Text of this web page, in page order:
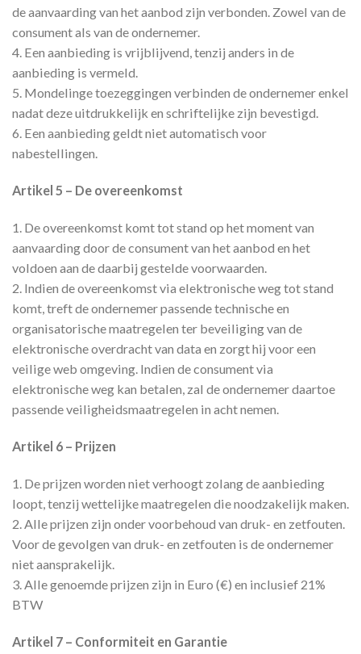
de aanvaarding van het aanbod zijn verbonden. Zowel van de
consument als van de ondernemer.
4. Een aanbieding is vrijblijvend, tenzij anders in de
aanbieding is vermeld.
5. Mondelinge toezeggingen verbinden de ondernemer enkel
nadat deze uitdrukkelijk en schriftelijke zijn bevestigd.
6. Een aanbieding geldt niet automatisch voor
nabestellingen.
Artikel 5 – De overeenkomst
1. De overeenkomst komt tot stand op het moment van
aanvaarding door de consument van het aanbod en het
voldoen aan de daarbij gestelde voorwaarden.
2. Indien de overeenkomst via elektronische weg tot stand
komt, treft de ondernemer passende technische en
organisatorische maatregelen ter beveiliging van de
elektronische overdracht van data en zorgt hij voor een
veilige web omgeving. Indien de consument via
elektronische weg kan betalen, zal de ondernemer daartoe
passende veiligheidsmaatregelen in acht nemen.
Artikel 6 – Prijzen
1. De prijzen worden niet verhoogt zolang de aanbieding
loopt, tenzij wettelijke maatregelen die noodzakelijk maken.
2. Alle prijzen zijn onder voorbehoud van druk- en zetfouten.
Voor de gevolgen van druk- en zetfouten is de ondernemer
niet aansprakelijk.
3. Alle genoemde prijzen zijn in Euro (€) en inclusief 21%
BTW
Artikel 7 – Conformiteit en Garantie